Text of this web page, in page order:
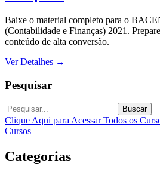
Baixe o material completo para o
(Contabilidade e Finanças) 2021.
conteúdo de alta conversão.
Ver Detalhes →
Pesquisar
Buscar
Clique Aqui para Acessar Todos os
Cursos
Categorias